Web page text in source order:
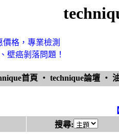
格，專業檢測
壁癌剝落問題！
首頁 ‧ technique論壇 ‧
搜尋: